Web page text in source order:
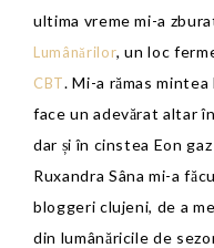
ultima vreme mi-a
Lumânărilor, un loc
CBT. Mi-a rămas mintea
face un adevărat altar
dar și în cinstea Eon
Ruxandra Sâna mi-a
bloggeri clujeni, de a
din lumânăricile de